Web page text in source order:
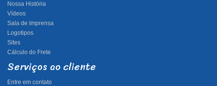
Nossa História
Vídeos
Sala de Imprensa
Logotipos
Sites
Cálculo do Frete
Serviços ao cliente
Entre em contato